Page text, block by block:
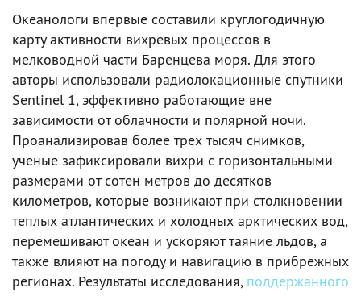
Океанологи впервые составили круглогодичную
карту активности вихревых процессов в
мелководной части Баренцева моря. Для этого
авторы использовали радиолокационные спутники
Sentinel 1, эффективно работающие вне
зависимости от облачности и полярной ночи.
Проанализировав более трех тысяч снимков,
ученые зафиксировали вихри с горизонтальными
размерами от сотен метров до десятков
километров, которые возникают при столкновении
теплых атлантических и холодных арктических вод,
перемешивают океан и ускоряют таяние льдов, а
также влияют на погоду и навигацию в прибрежных
регионах. Результаты исследования, поддержанного